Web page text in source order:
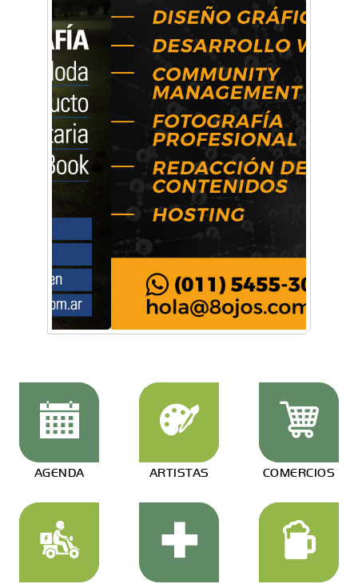
Música, teatro, yoga, danza y mucho más:
Conocé todos los talleres para aprender y
disfrutar en la Zona Oeste
AGENDA ARTISTAS COMERCIOS